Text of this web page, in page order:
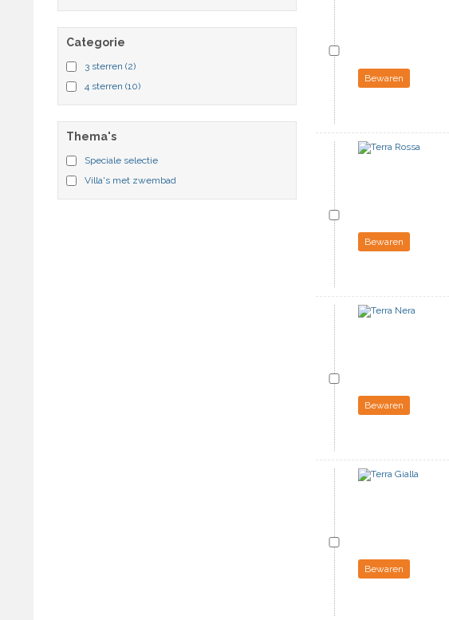
Categorie
3 sterren (2)
4 sterren (10)
Thema's
Speciale selectie
Villa's met zwembad
Bewaren
Bewaren
Bewaren
Bewaren